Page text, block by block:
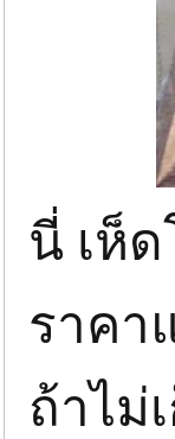
นี่ เห็
ราคา
ถ้าไม่